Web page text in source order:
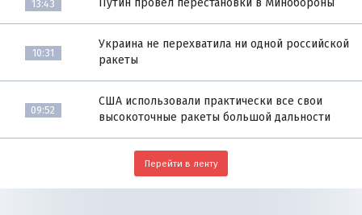
13:43 Путин провёл перестановки в Минобороны
10:31
Украина не перехватила ни одной российской
ракеты
09:52
США использовали практически все свои
высокоточные ракеты большой дальности
Перейти в ленту